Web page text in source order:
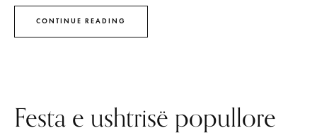
CONTINUE READING
Festa e ushtrisë popullore